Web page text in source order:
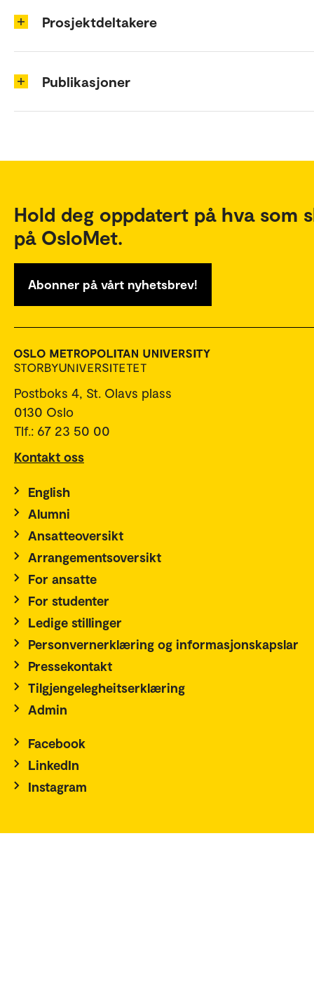
Prosjektdeltakere
Publikasjoner
Hold deg oppdatert på hva som
på OsloMet.
Abonner på vårt nyhetsbrev!
Postboks 4, St. Olavs plass
0130 Oslo
Tlf.: 67 23 50 00
Kontakt oss
English
Alumni
Ansatteoversikt
Arrangementsoversikt
For ansatte
For studenter
Ledige stillinger
Personvernerklæring og informasjonskapslar
Pressekontakt
Tilgjengelegheitserklæring
Admin
Facebook
LinkedIn
Instagram